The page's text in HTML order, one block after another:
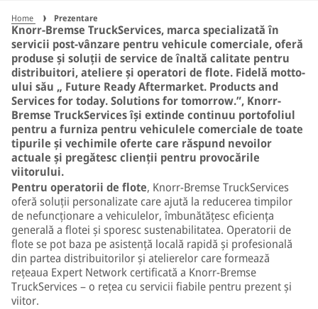
Home Prezentare
Knorr-Bremse TruckServices, marca specializată în
servicii post-vânzare pentru vehicule comerciale, oferă
produse și soluții de service de înaltă calitate pentru
distribuitori, ateliere și operatori de flote. Fidelă motto-
ului său „ Future Ready Aftermarket. Products and
Services for today. Solutions for tomorrow.”, Knorr-
Bremse TruckServices își extinde continuu portofoliul
pentru a furniza pentru vehiculele comerciale de toate
tipurile și vechimile oferte care răspund nevoilor
actuale și pregătesc clienții pentru provocările
viitorului.
Pentru operatorii de flote, Knorr-Bremse TruckServices
oferă soluții personalizate care ajută la reducerea timpilor
de nefuncționare a vehiculelor, îmbunătățesc eficiența
generală a flotei și sporesc sustenabilitatea. Operatorii de
flote se pot baza pe asistență locală rapidă și profesională
din partea distribuitorilor și atelierelor care formează
rețeaua Expert Network certificată a Knorr-Bremse
TruckServices – o rețea cu servicii fiabile pentru prezent și
viitor.